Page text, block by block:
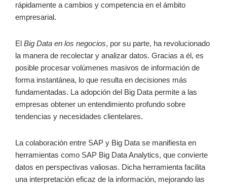
rápidamente a cambios y competencia en el ámbito
empresarial.
El Big Data en los negocios, por su parte, ha revolucionado
la manera de recolectar y analizar datos. Gracias a él, es
posible procesar volúmenes masivos de información de
forma instantánea, lo que resulta en decisiones más
fundamentadas. La adopción del Big Data permite a las
empresas obtener un entendimiento profundo sobre
tendencias y necesidades clientelares.
La colaboración entre SAP y Big Data se manifiesta en
herramientas como SAP Big Data Analytics, que convierte
datos en perspectivas valiosas. Dicha herramienta facilita
una interpretación eficaz de la información, mejorando las